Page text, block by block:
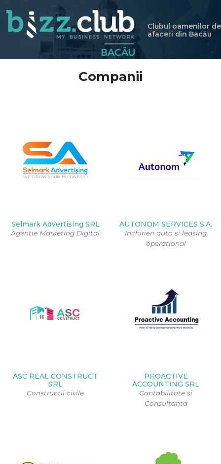
Clubul oamenilor de
afaceri din Bacău
Companii
Selmark Advertising SRL
Agentie Marketing Digital
AUTONOM SERVICES S.A.
Inchirieri auto si leasing
operational
ASC REAL CONSTRUCT
SRL
Constructii civile
PROACTIVE
ACCOUNTING SRL
Contabilitate si
Consultanta